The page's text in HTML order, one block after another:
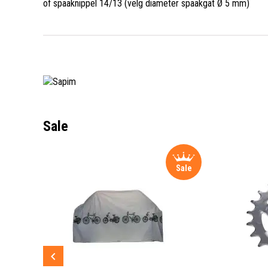
of spaaknippel 14/13 (velg diameter spaakgat Ø 5 mm)
Sale
Sale